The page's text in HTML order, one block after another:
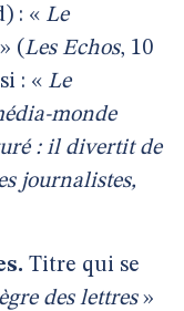
: « Le
(Les Echos, 10
: « Le
monde
: il divertit de
journalistes,
Titre qui se
des lettres»